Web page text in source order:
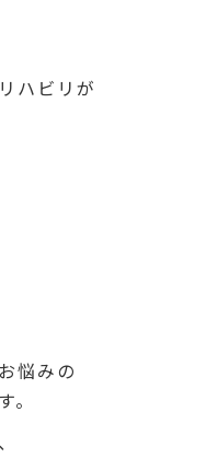
ハビリが
悩みの